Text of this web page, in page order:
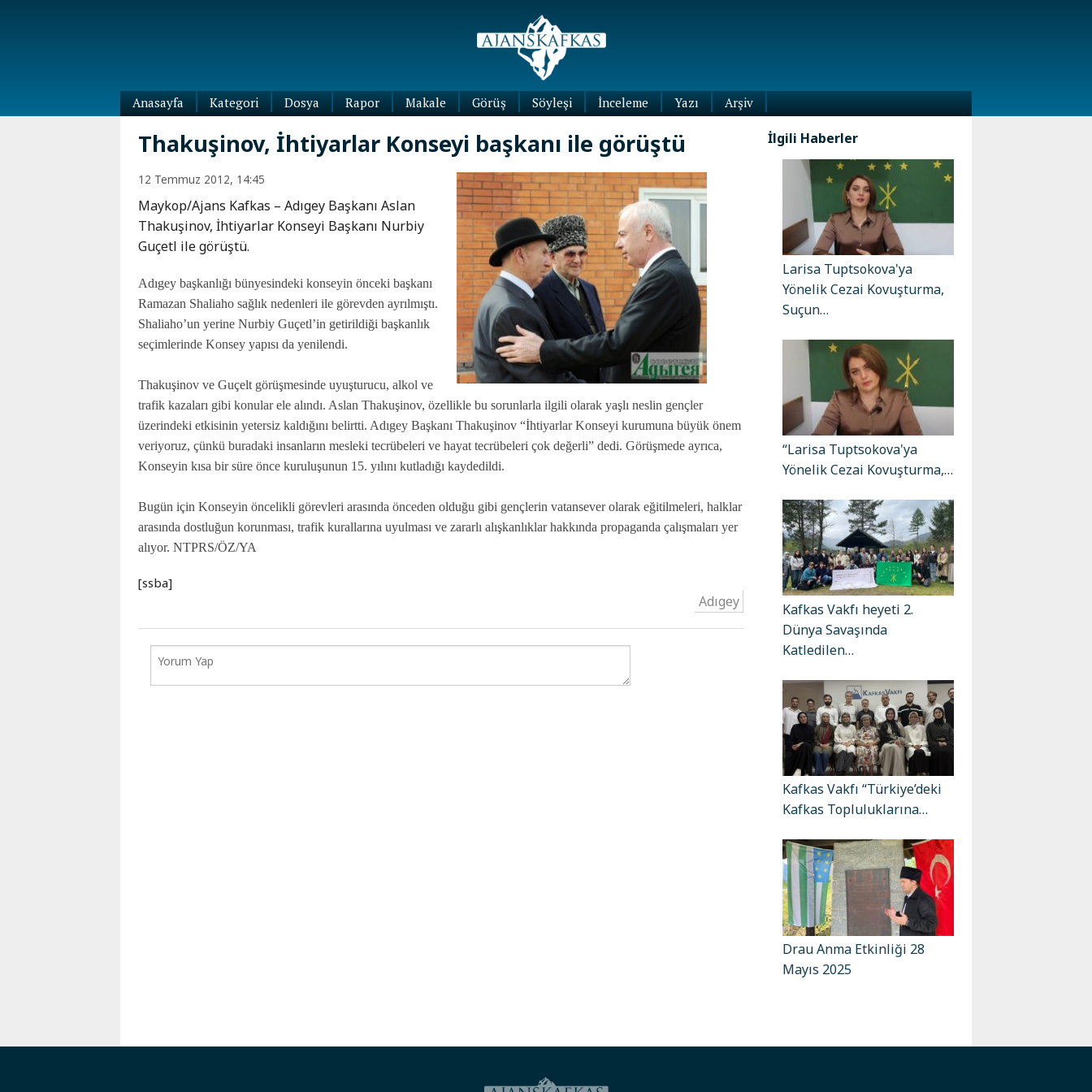
Anasayfa
Kategori
Dünya
Abhazya
Adıgey
Çeçenya
Dağıstan
Osetya
İnguşetya
Kabardey-
Balkar
Karaçay-
Çerkes
Krasnodar
Kray
Kuzey
Stavropol
Kray
Kafkas-
Ötesi
Azerbaycan
Ermenistan
Dosya Rapor Makale Görüş Söyleşi İnceleme
Yazı
Yazıları
Yazıları
Arşiv
Thakuşinov, İhtiyarlar Konseyi başkanı ile görüştü
12 Temmuz 2012, 14:45
Maykop/Ajans Kafkas – Adıgey Başkanı Aslan
Thakuşinov, İhtiyarlar Konseyi Başkanı Nurbiy
Guçetl ile görüştü.
Adıgey başkanlığı bünyesindeki konseyin önceki başkanı
Ramazan Shaliaho sağlık nedenleri ile görevden ayrılmıştı.
Shaliaho’un yerine Nurbiy Guçetl’in getirildiği başkanlık
seçimlerinde Konsey yapısı da yenilendi.
Thakuşinov ve Guçelt görüşmesinde uyuşturucu, alkol ve
trafik kazaları gibi konular ele alındı. Aslan Thakuşinov, özellikle bu sorunlarla ilgili olarak yaşlı neslin gençler
üzerindeki etkisinin yetersiz kaldığını belirtti. Adıgey Başkanı Thakuşinov “İhtiyarlar Konseyi kurumuna büyük önem
veriyoruz, çünkü buradaki insanların mesleki tecrübeleri ve hayat tecrübeleri çok değerli” dedi. Görüşmede ayrıca,
Konseyin kısa bir süre önce kuruluşunun 15. yılını kutladığı kaydedildi.
Bugün için Konseyin öncelikli görevleri arasında önceden olduğu gibi gençlerin vatansever olarak eğitilmeleri, halklar
arasında dostluğun korunması, trafik kurallarına uyulması ve zararlı alışkanlıklar hakkında propaganda çalışmaları yer
alıyor. NTPRS/ÖZ/YA
[ssba]
Adıgey
İlgili Haberler
Larisa Tuptsokova'ya
Yönelik Cezai Kovuşturma,
Suçun…
“Larisa Tuptsokova'ya
Yönelik Cezai Kovuşturma,…
Kafkas Vakfı heyeti 2.
Dünya Savaşında
Katledilen…
Kafkas Vakfı “Türkiye’deki
Kafkas Topluluklarına…
Drau Anma Etkinliği 28
Mayıs 2025